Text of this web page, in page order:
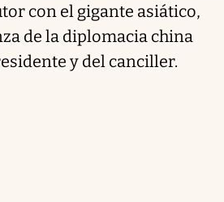
con el gigante asiático,
de la diplomacia china
y del canciller.